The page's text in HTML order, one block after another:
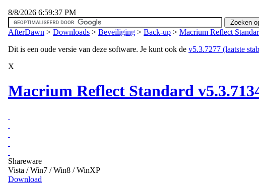
8/8/2026 6:59:37 PM
AfterDawn > Downloads > Beveiliging > Back-up > Macrium Reflect
Dit is een oude versie van deze software. Je kunt ook de v5.3.7277 (laatste
X
Macrium Reflect Standard
Shareware
Vista / Win7 / Win8 / WinXP
Download